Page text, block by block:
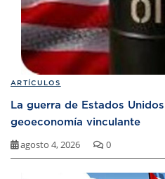
ARTÍCULOS
La guerra de Estados
geoeconomía vinculante
agosto 4, 2026 0